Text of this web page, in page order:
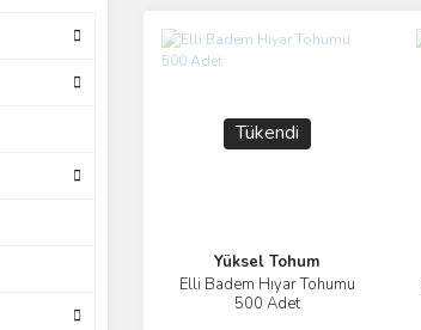
Tükendi
Yüksel Tohum
Elli Badem Hıyar Tohumu
500 Adet
İncele